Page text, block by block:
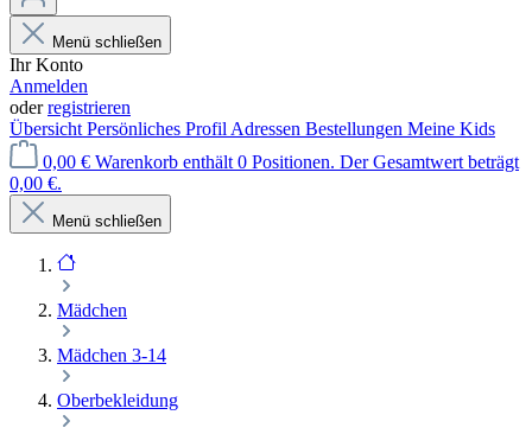
Menü schließen
Ihr Konto
Anmelden
oderregistrieren
Übersicht Persönliches Profil Adressen Bestellungen Meine Kids
0,00 € Warenkorb enthält 0 Positionen. Der Gesamtwert beträgt
0,00 €.
Menü schließen
Mädchen
Mädchen 3-14
Oberbekleidung